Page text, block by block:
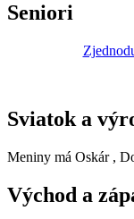
Seniori
Sviatok a
Meniny má Oskár ,
Východ a